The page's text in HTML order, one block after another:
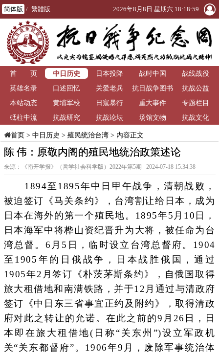
简体版 / 繁體版 2026年8月8日 星期六 18:19:00
首 页 中日历史 日本投降 战时中国
战线战役
英雄名录
口述回忆 关爱老兵
抗日战争图书
馆
抗战公益
本站动态
黄埔军校 日寇暴行 重大事件
专题栏目
砥柱中流
抗战研究 抗战论坛 场馆文物 抗战文化
首页> 中日历史 > 殖民统治台湾> 内容正文
陈 伟：原敬内阁的殖民地统治政策述论
来源：《南开学报》（哲学社会科学版）2022年第5期 2024-07-18 15:34:38
1894至1895年中日甲午战争，清朝战败，
被迫签订《马关条约》，台湾割让给日本，成为
日本在海外的第一个殖民地。1895年5月10日，
日本海军中将桦山资纪晋升为大将，被任命为台
湾总督。6月5日，临时设立台湾总督府。1904
至1905年的日俄战争，日本战胜俄国，通过
1905年2月签订《朴茨茅斯条约》，自俄国取得
旅大租借地和南满铁路，并于12月通过与清政府
签订《中日东三省事宜正约及附约》，取得清政
府对此之转让的允诺。在此之前的9月26日，日
本即在旅大租借地(日称“关东州”)设立军政机
关“关东都督府”。1906年9月，废除军事统治体